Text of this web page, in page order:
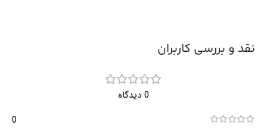
نقد و بررسی کاربران
0 دیدگاه
0